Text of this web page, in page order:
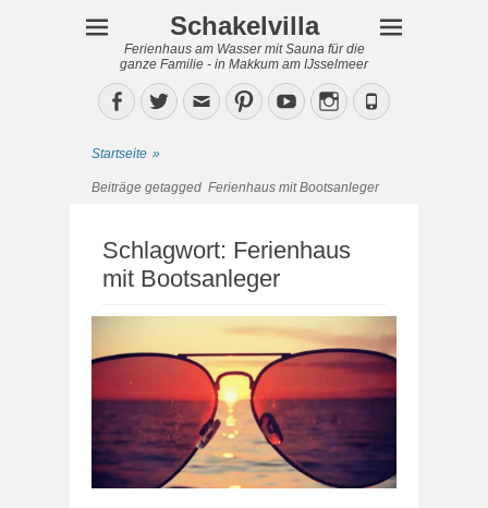
Schakelvilla
Ferienhaus am Wasser mit Sauna für die
ganze Familie - in Makkum am IJsselmeer
Facebook
TwitterEmailPinterestYouTubeInstagram
Phone
Startseite »
Beiträge getagged Ferienhaus mit Bootsanleger
Schlagwort: Ferienhaus
mit Bootsanleger